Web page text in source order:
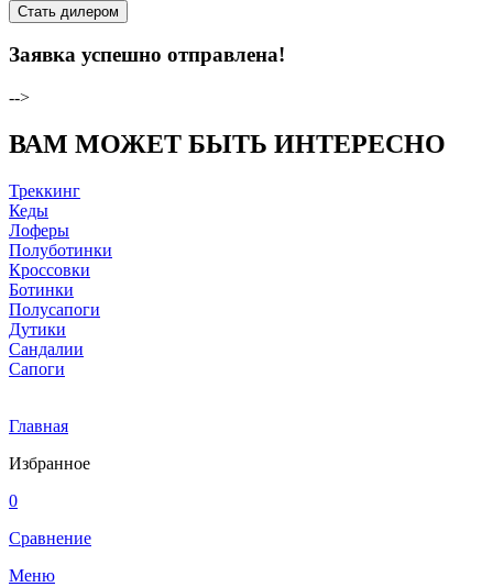
Стать дилером
Заявка успешно отправлена!
-->
ВАМ МОЖЕТ БЫТЬ ИНТЕРЕСНО
Треккинг
Кеды
Лоферы
Полуботинки
Кроссовки
Ботинки
Полусапоги
Дутики
Сандалии
Сапоги
Главная
Избранное
0
Сравнение
Меню